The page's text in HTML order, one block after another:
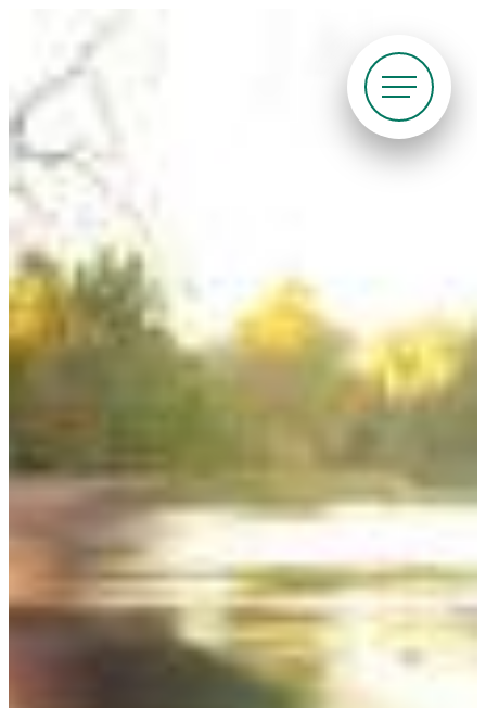
sisältöön
Pyöräliitto